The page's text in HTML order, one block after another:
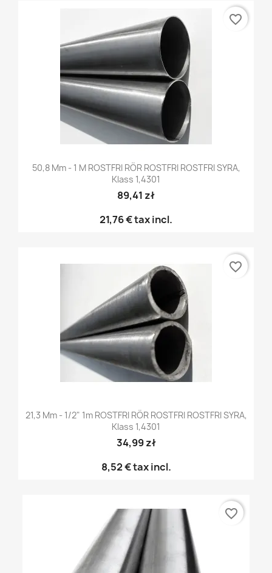
50,8 Mm - 1 M ROSTFRI RÖR ROSTFRI ROSTFRI SYRA,
Klass 1,4301
89,41 zł
21,76 €tax incl.
favorite_border
21,3 Mm - 1/2" 1m ROSTFRI RÖR ROSTFRI ROSTFRI SYRA,
Klass 1,4301
34,99 zł
8,52 €tax incl.
favorite_border
favorite_border